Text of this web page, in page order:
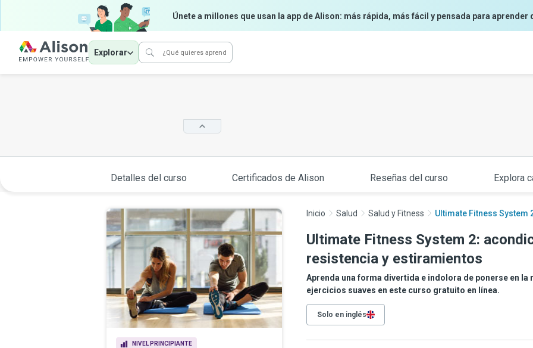
Únete a millones que usan la app de Alison: más rápida, más fácil y pensada para
Explorar
Detalles del curso Certificados de Alison Reseñas del curso Explora
NIVEL PRINCIPIANTE
Inicio Salud Salud y Fitness Ultimate Fitness
Ultimate Fitness System 2:
resistencia y estiramientos
Aprenda una forma divertida e indolora de ponerse en
ejercicios suaves en este curso gratuito en línea.
Solo en inglés